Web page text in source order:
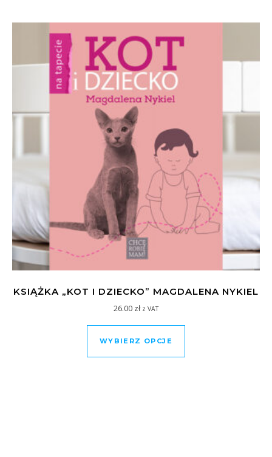
KSIĄŻKA „KOT I DZIECKO” MAGDALENA NYKIEL
26.00 zł z VAT
WYBIERZ OPCJE
Ten produkt ma